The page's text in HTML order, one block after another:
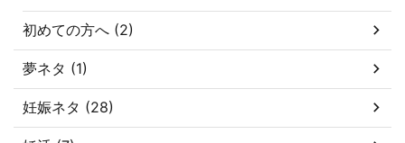
初めての方へ (2)
夢ネタ (1)
妊娠ネタ (28)